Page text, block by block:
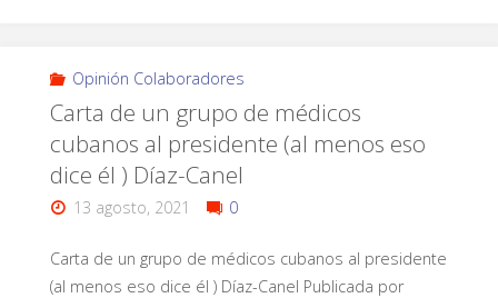
Opinión Colaboradores
Carta de un grupo de médicos
cubanos al presidente (al menos eso
dice él ) Díaz-Canel
13 agosto, 2021 0
Carta de un grupo de médicos cubanos al presidente
(al menos eso dice él ) Díaz-Canel Publicada por